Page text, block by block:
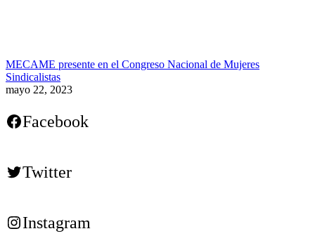
MECAME presente en el Congreso Nacional de Mujeres
Sindicalistas
mayo 22, 2023
Facebook
Twitter
Instagram